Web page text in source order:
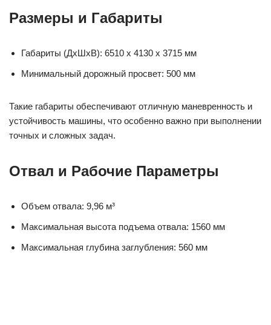
Размеры и Габариты
Габариты (ДхШхВ): 6510 x 4130 x 3715 мм
Минимальный дорожный просвет: 500 мм
Такие габариты обеспечивают отличную маневренность и
устойчивость машины, что особенно важно при выполнении
точных и сложных задач.
Отвал и Рабочие Параметры
Объем отвала: 9,96 м³
Максимальная высота подъема отвала: 1560 мм
Максимальная глубина заглубления: 560 мм